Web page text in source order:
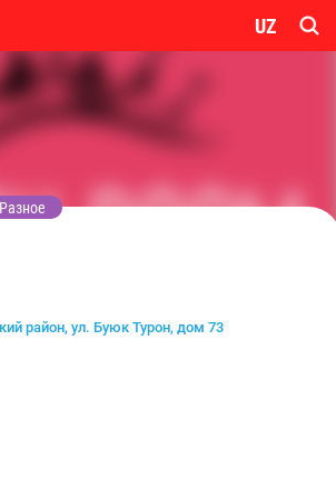
UZ
Разное
район, ул. Буюк Турон, дом 73